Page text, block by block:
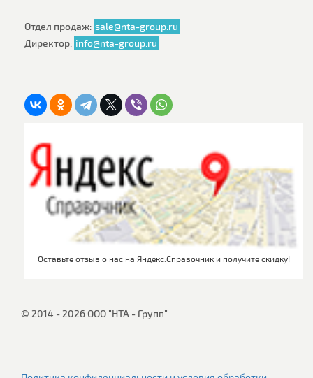
Отдел продаж: sale@nta-group.ru
Директор: info@nta-group.ru
Оставьте отзыв о нас на Яндекс.Справочник и получите скидку!
© 2014 - 2026 ООО "НТА - Групп"